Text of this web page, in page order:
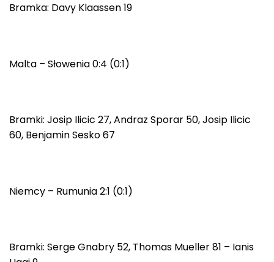
Bramka: Davy Klaassen 19
Malta – Słowenia 0:4 (0:1)
Bramki: Josip Ilicic 27, Andraz Sporar 50, Josip Ilicic
60, Benjamin Sesko 67
Niemcy – Rumunia 2:1 (0:1)
Bramki: Serge Gnabry 52, Thomas Mueller 81 – Ianis